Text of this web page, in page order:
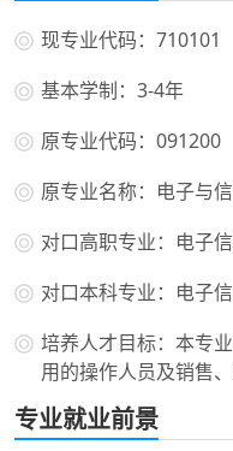
现专业代码：710101
基本学制：3-4年
原专业代码：091200
原专业名称：电子与
对口高职专业：电子
对口本科专业：电子
培养人才目标：本专
用的操作人员及销售、
专业就业前景